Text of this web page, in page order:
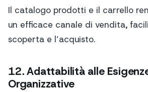
Il catalogo prodotti e il carrello
un efficace canale di vendita,
scoperta e l’acquisto.
12. Adattabilità alle
Organizzative